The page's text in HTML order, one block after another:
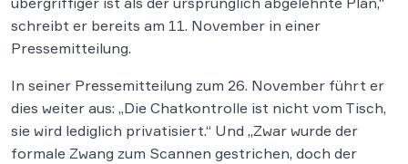
schreibt er bereits am 11. November in einer
Pressemitteilung.
In seiner Pressemitteilung zum 26. November führt er
dies weiter aus: „Die Chatkontrolle ist nicht vom Tisch,
sie wird lediglich privatisiert.“ Und „Zwar wurde der
formale Zwang zum Scannen gestrichen, doch der